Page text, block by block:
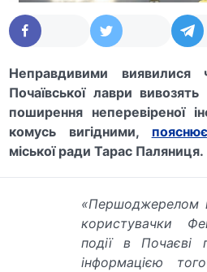
Неправдивими
Почаївської лаври вивозять
поширення неперевіреної
комусь вигідними,
міської ради Тарас Паляниця.
«Першоджерелом
користувачки
події в
інформацією